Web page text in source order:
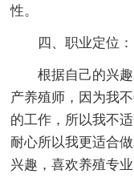
性。
四、职业定位：
根据自己的兴趣
产养殖师，因为我
的工作，所以我不
耐心所以我更适合
兴趣，喜欢养殖专